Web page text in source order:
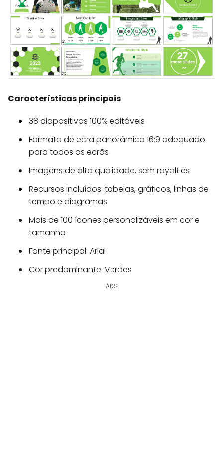
Características principais
38 diapositivos 100% editáveis
Formato de ecrã panorâmico 16:9 adequado
para todos os ecrãs
Imagens de alta qualidade, sem royalties
Recursos incluídos: tabelas, gráficos, linhas de
tempo e diagramas
Mais de 100 ícones personalizáveis em cor e
tamanho
Fonte principal: Arial
Cor predominante: Verdes
ADS